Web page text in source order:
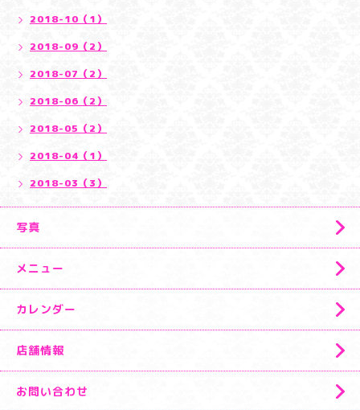
2018-10（1）
2018-09（2）
2018-07（2）
2018-06（2）
2018-05（2）
2018-04（1）
2018-03（3）
写真
メニュー
カレンダー
店舗情報
お問い合わせ